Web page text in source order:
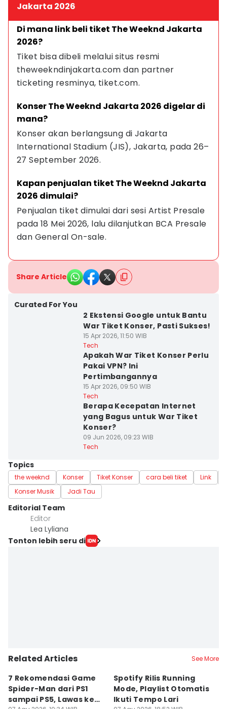
Jakarta 2026
Di mana link beli tiket The Weeknd Jakarta
2026?
Tiket bisa dibeli melalui situs resmi
theweekndinjakarta.com dan partner
ticketing resminya, tiket.com.
Konser The Weeknd Jakarta 2026 digelar di
mana?
Konser akan berlangsung di Jakarta
International Stadium (JIS), Jakarta, pada 26–
27 September 2026.
Kapan penjualan tiket The Weeknd Jakarta
2026 dimulai?
Penjualan tiket dimulai dari sesi Artist Presale
pada 18 Mei 2026, lalu dilanjutkan BCA Presale
dan General On-sale.
Share Article
Curated For You
2 Ekstensi Google untuk Bantu
War Tiket Konser, Pasti Sukses!
15 Apr 2026, 11:50 WIB
Tech
Apakah War Tiket Konser Perlu
Pakai VPN? Ini
Pertimbangannya
15 Apr 2026, 09:50 WIB
Tech
Berapa Kecepatan Internet
yang Bagus untuk War Tiket
Konser?
09 Jun 2026, 09:23 WIB
Tech
Topics
the weeknd Konser Tiket Konser cara beli tiket Link
Konser Musik
Jadi Tau
Editorial Team
Editor
Lea Lyliana
Tonton lebih seru di
Related Articles See More
7 Rekomendasi Game
Spider-Man dari PS1
sampai PS5, Lawas ke
Spotify Rilis Running
Mode, Playlist Otomatis
Ikuti Tempo Lari